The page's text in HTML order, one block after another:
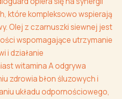
które kompleksowo wspierają
Olej z czarnuszki siewnej jest
wspomagające utrzymanie
i działanie
witamina A odgrywa
zdrowia błon śluzowych i
układu odpornościowego,